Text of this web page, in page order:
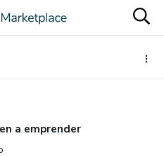
a emprender